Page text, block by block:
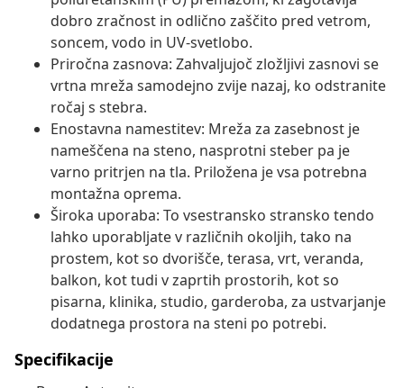
dobro zračnost in odlično zaščito pred vetrom,
soncem, vodo in UV-svetlobo.
Priročna zasnova: Zahvaljujoč zložljivi zasnovi se
vrtna mreža samodejno zvije nazaj, ko odstranite
ročaj s stebra.
Enostavna namestitev: Mreža za zasebnost je
nameščena na steno, nasprotni steber pa je
varno pritrjen na tla. Priložena je vsa potrebna
montažna oprema.
Široka uporaba: To vsestransko stransko tendo
lahko uporabljate v različnih okoljih, tako na
prostem, kot so dvorišče, terasa, vrt, veranda,
balkon, kot tudi v zaprtih prostorih, kot so
pisarna, klinika, studio, garderoba, za ustvarjanje
dodatnega prostora na steni po potrebi.
Specifikacije